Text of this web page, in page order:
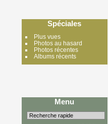
Spéciales
Plus vues
Photos au hasard
Photos récentes
Albums récents
Menu